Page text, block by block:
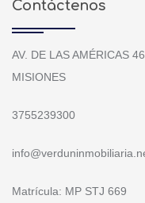
Contáctenos
AV. DE LAS AMÉRICAS
MISIONES
3755239300
Matrícula: MP STJ 669